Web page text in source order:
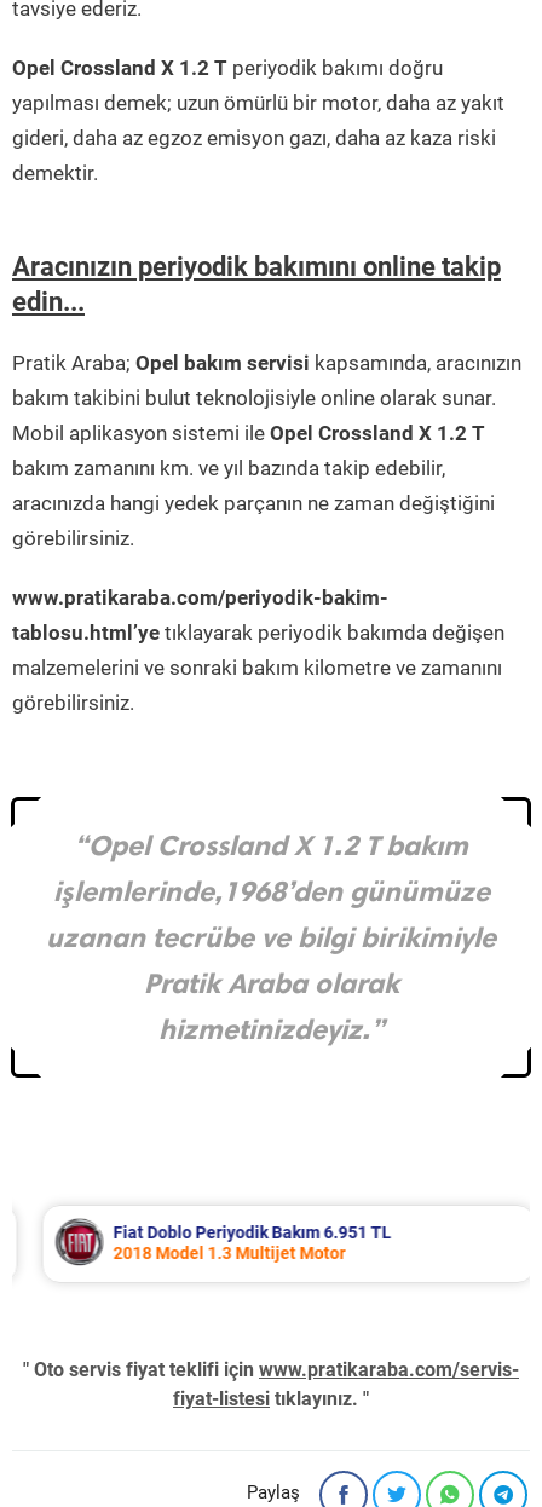
tavsiye ederiz.
Opel Crossland X 1.2 T periyodik bakımı doğru
yapılması demek; uzun ömürlü bir motor, daha az yakıt
gideri, daha az egzoz emisyon gazı, daha az kaza riski
demektir.
Aracınızın periyodik bakımını online takip
edin...
Pratik Araba; Opel bakım servisi kapsamında, aracınızın
bakım takibini bulut teknolojisiyle online olarak sunar.
Mobil aplikasyon sistemi ile Opel Crossland X 1.2 T
bakım zamanını km. ve yıl bazında takip edebilir,
aracınızda hangi yedek parçanın ne zaman değiştiğini
görebilirsiniz.
www.pratikaraba.com/periyodik-bakim-
tablosu.html’ye tıklayarak periyodik bakımda değişen
malzemelerini ve sonraki bakım kilometre ve zamanını
görebilirsiniz.
“Opel Crossland X 1.2 T bakım
işlemlerinde,1968’den günümüze
uzanan tecrübe ve bilgi birikimiyle
Pratik Araba olarak
hizmetinizdeyiz.”
Fiat Doblo Periyodik Bakım 6.951 TL
2018 Model 1.3 Multijet Motor
" Oto servis fiyat teklifi için www.pratikaraba.com/servis-
fiyat-listesi tıklayınız. "
Paylaş